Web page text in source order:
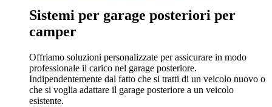
Sistemi per garage posteriori per
camper
Offriamo soluzioni personalizzate per assicurare in modo
professionale il carico nel garage posteriore.
Indipendentemente dal fatto che si tratti di un veicolo nuovo o
che si voglia adattare il garage posteriore a un veicolo
esistente.